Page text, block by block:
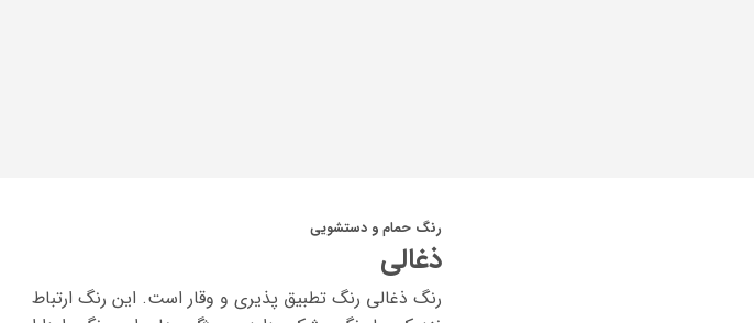
رنگ حمام و دستشویی
ذغالی
رنگ ذغالی رنگ تطبیق پذیری و وقار است. این رنگ ارتباط